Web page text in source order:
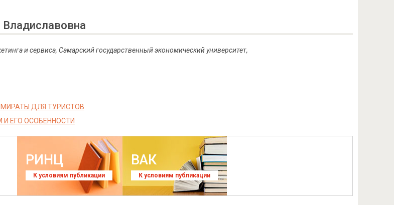
Владиславовна
и сервиса, Самарский государственный экономический университет,
ДЛЯ ТУРИСТОВ
ЕГО ОСОБЕННОСТИ
РИНЦ
К условиям публикации
ВАК
К условиям публикации